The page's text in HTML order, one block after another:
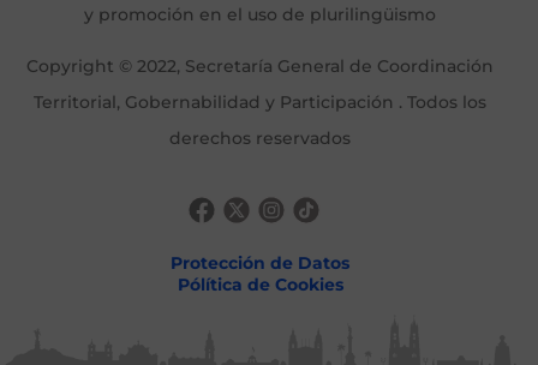
y promoción en el uso de plurilingüismo
Copyright © 2022, Secretaría General de Coordinación
Territorial, Gobernabilidad y Participación . Todos los
derechos reservados
Protección de Datos
Pólítica de Cookies